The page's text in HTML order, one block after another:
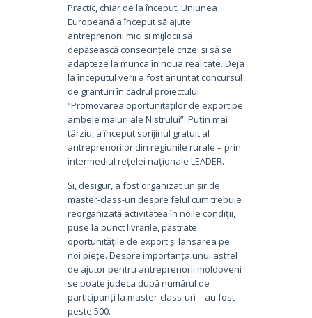
Practic, chiar de la început, Uniunea
Europeană a început să ajute
antreprenorii mici și mijlocii să
depășească consecințele crizei și să se
adapteze la munca în noua realitate. Deja
la începutul verii a fost anunțat concursul
de granturi în cadrul proiectului
“Promovarea oportunităților de export pe
ambele maluri ale Nistrului”. Puțin mai
târziu, a început sprijinul gratuit al
antreprenorilor din regiunile rurale – prin
intermediul rețelei naționale LEADER.
Și, desigur, a fost organizat un șir de
master-class-uri despre felul cum trebuie
reorganizată activitatea în noile condiții,
puse la punct livrările, păstrate
oportunitățile de export și lansarea pe
noi piețe. Despre importanța unui astfel
de ajutor pentru antreprenorii moldoveni
se poate judeca după numărul de
participanți la master-class-uri – au fost
peste 500.